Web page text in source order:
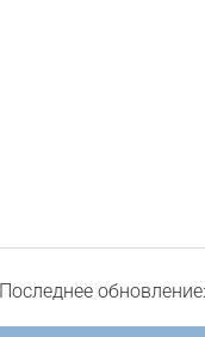
Последнее обновление: